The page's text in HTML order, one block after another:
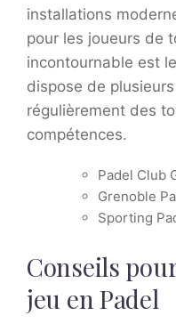
installations
pour les joueurs de
incontournable est le
dispose de
régulièrement des
compétences.
Padel Club
Grenoble
Sporting
Conseils
jeu en Padel